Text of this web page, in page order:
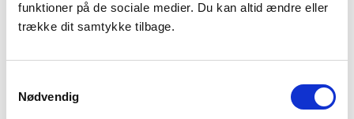
funktioner på de sociale medier. Du kan altid ændre eller
trække dit samtykke tilbage.
Nødvendig
Er jeg undtaget ordningen, hvis jeg
monterer et partikelfilter på min